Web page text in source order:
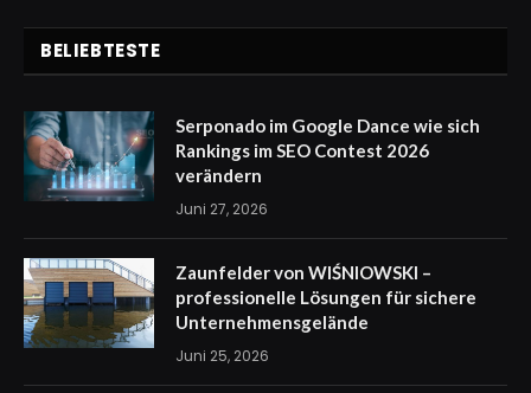
BELIEBTESTE
Serponado im Google Dance wie sich
Rankings im SEO Contest 2026
verändern
Juni 27, 2026
Zaunfelder von WIŚNIOWSKI –
professionelle Lösungen für sichere
Unternehmensgelände
Juni 25, 2026